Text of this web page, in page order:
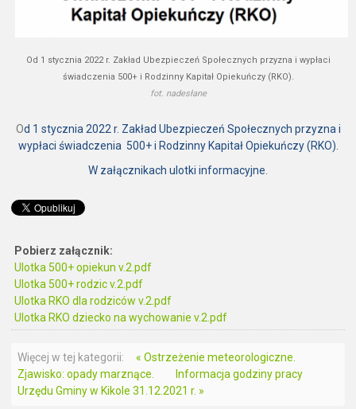
Od 1 stycznia 2022 r. Zakład Ubezpieczeń Społecznych przyzna i wypłaci
świadczenia 500+ i Rodzinny Kapitał Opiekuńczy (RKO).
fot. nadesłane
Od 1 stycznia 2022r. Zakład Ubezpieczeń Społecznych przyzna i
wypłaci świadczenia 500+ i Rodzinny Kapitał Opiekuńczy (RKO).
W załącznikach ulotki informacyjne.
Pobierz załącznik:
Ulotka 500+ opiekun v.2.pdf
Ulotka 500+ rodzic v.2.pdf
Ulotka RKO dla rodziców v.2.pdf
Ulotka RKO dziecko na wychowanie v.2.pdf
Więcej w tej kategorii:
« Ostrzeżenie meteorologiczne.
Zjawisko: opady marznące.
Informacja godziny pracy
Urzędu Gminy w Kikole 31.12.2021 r. »